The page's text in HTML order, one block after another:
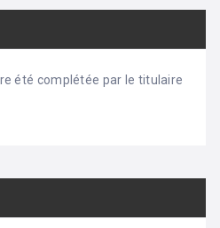
été complétée par le titulaire